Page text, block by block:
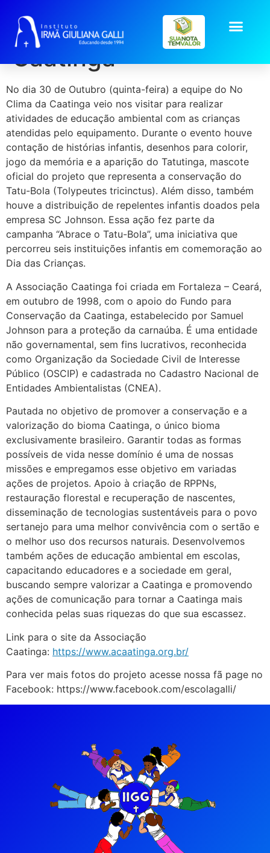
Visita da Associação
Caatinga
No dia 30 de Outubro (quinta-feira) a equipe do No
Clima da Caatinga veio nos visitar para realizar
atividades de educação ambiental com as crianças
atendidas pelo equipamento. Durante o evento houve
contação de histórias infantis, desenhos para colorir,
jogo da memória e a aparição do Tatutinga, mascote
oficial do projeto que representa a conservação do
Tatu-Bola (Tolypeutes tricinctus). Além disso, também
houve a distribuição de repelentes infantis doados pela
empresa SC Johnson. Essa ação fez parte da
campanha “Abrace o Tatu-Bola”, uma iniciativa que
percorreu seis instituições infantis em comemoração ao
Dia das Crianças.
A Associação Caatinga foi criada em Fortaleza – Ceará,
em outubro de 1998, com o apoio do Fundo para
Conservação da Caatinga, estabelecido por Samuel
Johnson para a proteção da carnaúba. É uma entidade
não governamental, sem fins lucrativos, reconhecida
como Organização da Sociedade Civil de Interesse
Público (OSCIP) e cadastrada no Cadastro Nacional de
Entidades Ambientalistas (CNEA).
Pautada no objetivo de promover a conservação e a
valorização do bioma Caatinga, o único bioma
exclusivamente brasileiro. Garantir todas as formas
possíveis de vida nesse domínio é uma de nossas
missões e empregamos esse objetivo em variadas
ações de projetos. Apoio à criação de RPPNs,
restauração florestal e recuperação de nascentes,
disseminação de tecnologias sustentáveis para o povo
sertanejo para uma melhor convivência com o sertão e
o melhor uso dos recursos naturais. Desenvolvemos
também ações de educação ambiental em escolas,
capacitando educadores e a sociedade em geral,
buscando sempre valorizar a Caatinga e promovendo
ações de comunicação para tornar a Caatinga mais
conhecida pelas suas riquezas do que sua escassez.
Link para o site da Associação
Caatinga: https://www.acaatinga.org.br/
Para ver mais fotos do projeto acesse nossa fã page no
Facebook: https://www.facebook.com/escolagalli/